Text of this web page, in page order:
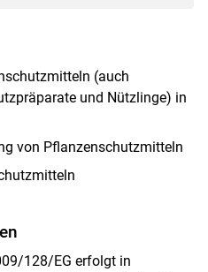
content
(auch
und Nützlinge) in
von Pflanzenschutzmitteln
128/EG erfolgt in